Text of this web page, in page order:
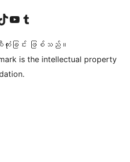
အကောင့်သို့ ဝင်ရောက်ကြည့်ရှုရန်
ကျွန်ုပ်တို့၏ YouTube ချန်နယ်သို့ သွားရောက်ကြည့်ရှုပါ ကျွန်ုပ်တို့၏ Tumblr အကောင့်သို့ ဝင်ရောက်ကြည့်ရှုရန်
ကုံးခြင်း ဖြစ်သည်။
is the intellectual property